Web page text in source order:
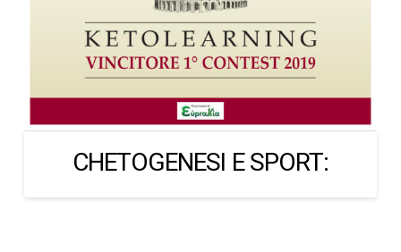
CHETOGENESI E SPORT: